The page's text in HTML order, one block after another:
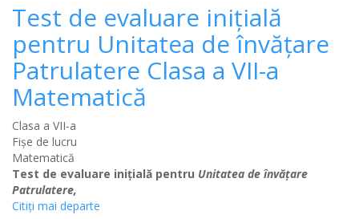
Test de evaluare inițială
pentru Unitatea de învățare
Patrulatere Clasa a VII-a
Matematică
Clasa a VII-a
Fișe de lucru
Matematică
Test de evaluare inițială pentru Unitatea de învățare
Patrulatere,
Citiţi mai departe